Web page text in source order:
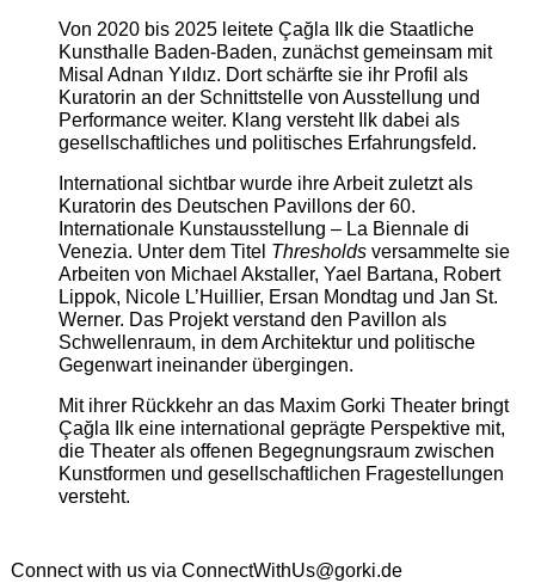
Von 2020 bis 2025 leitete Çağla Ilk die Staatliche
Kunsthalle Baden-Baden, zunächst gemeinsam mit
Misal Adnan Yıldız. Dort schärfte sie ihr Profil als
Kuratorin an der Schnittstelle von Ausstellung und
Performance weiter. Klang versteht Ilk dabei als
gesellschaftliches und politisches Erfahrungsfeld.
International sichtbar wurde ihre Arbeit zuletzt als
Kuratorin des Deutschen Pavillons der 60.
Internationale Kunstausstellung – La Biennale di
Venezia. Unter dem Titel Thresholdsversammelte sie
Arbeiten von Michael Akstaller, Yael Bartana, Robert
Lippok, Nicole L’Huillier, Ersan Mondtag und Jan St.
Werner. Das Projekt verstand den Pavillon als
Schwellenraum, in dem Architektur und politische
Gegenwart ineinander übergingen.
Mit ihrer Rückkehr an das Maxim Gorki Theater bringt
Çağla Ilk eine international geprägte Perspektive mit,
die Theater als offenen Begegnungsraum zwischen
Kunstformen und gesellschaftlichen Fragestellungen
versteht.
Connect with us via ConnectWithUs@gorki.de